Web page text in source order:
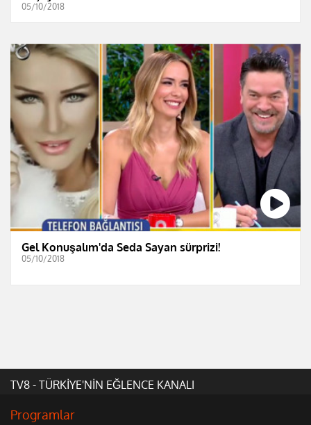
05/10/2018
Gel Konuşalım'da Seda Sayan sürprizi!
05/10/2018
TV8 - TÜRKİYE'NİN EĞLENCE KANALI
Programlar